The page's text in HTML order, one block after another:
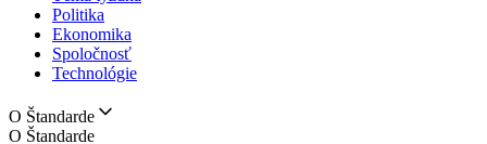
Politika
Ekonomika
Spoločnosť
Technológie
O Štandarde
O Štandarde